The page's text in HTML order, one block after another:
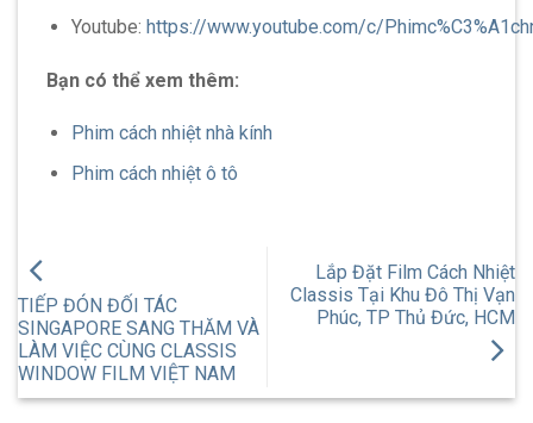
Youtube: https://www.youtube.com/c/
Bạn có thể xem thêm:
Phim cách nhiệt nhà kính
Phim cách nhiệt ô tô
TIẾP ĐÓN ĐỐI TÁC
SINGAPORE SANG THĂM VÀ
LÀM VIỆC CÙNG CLASSIS
WINDOW FILM VIỆT NAM
Lắp Đặt Film Cách Nhiệt
Classis Tại Khu Đô Thị Vạn
Phúc, TP Thủ Đức, HCM